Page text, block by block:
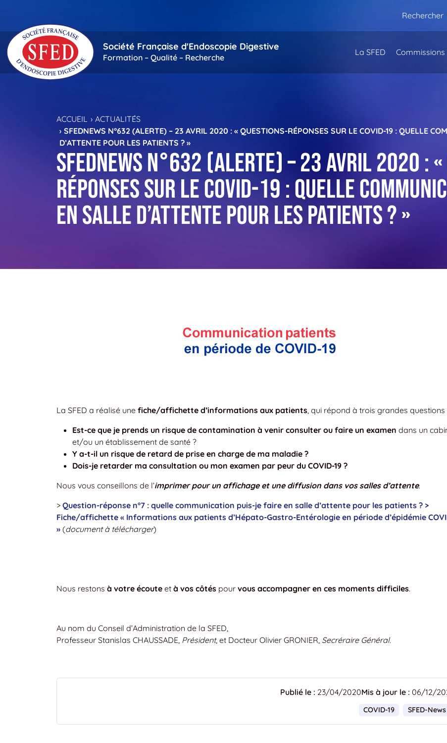
Rechercher
Société Française d'Endoscopie Digestive
Formation – Qualité – Recherche
La SFED Commissions
ACCUEIL
ACTUALITÉS
SFEDNEWS N°632 (ALERTE) – 23 AVRIL 2020 : « QUESTIONS-RÉPONSES SUR LE COVID-19 : QUELLE
D’ATTENTE POUR LES PATIENTS ? »
SFEDNews n°632 (Alerte) – 23 avril 2020 :
réponses sur le COVID-19 : quelle
en salle d’attente pour les patients ? »
La SFED a réalisé une fiche/affichette d’informations aux patients , qui répond à trois grandes questions
Est-ce que je prends un risque de contamination à venir consulter ou faire un examen dans un
et/ou un établissement de santé ?
Y a-t-il un risque de retard de prise en charge de ma maladie ?
Dois-je retarder ma consultation ou mon examen par peur du COVID-19 ?
Nous vous conseillons de l’imprimer pour un affichage et une diffusion dans vos salles d’attente.
> Question-réponse n°7 : quelle communication puis-je faire en salle d’attente pour les patients ? >
Fiche/affichette « Informations aux patients d’Hépato-Gastro-Entérologie en période d’épidémie
» (document à télécharger)
Nous restons à votre écoute et à vos côtés pour vous accompagner en ces moments difficiles.
Au nom du Conseil d’Administration de la SFED,
Professeur Stanislas CHAUSSADE, Président, et Docteur Olivier GRONIER, Secréraire Général.
Publié le : 23/04/2020Mis à jour le : 06/12/
COVID-19 SFED-News